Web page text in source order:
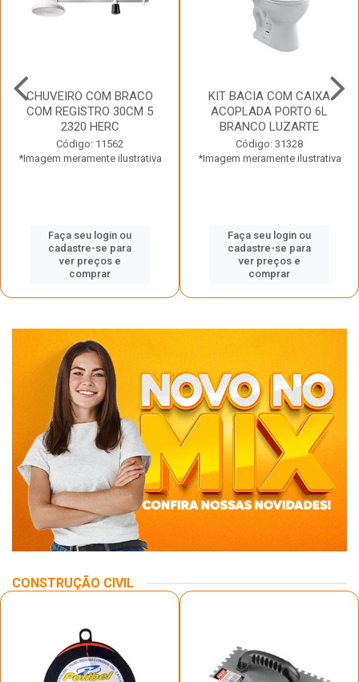
CHUVEIRO COM BRACO
COM REGISTRO 30CM 5
2320 HERC
Código: 11562
*Imagem meramente ilustrativa
Faça seu login ou
cadastre-se para
ver preços e
comprar
KIT BACIA COM CAIXA
ACOPLADA PORTO 6L
BRANCO LUZARTE
Código: 31328
*Imagem meramente ilustrativa
Faça seu login ou
cadastre-se para
ver preços e
comprar
CONSTRUÇÃO CIVIL